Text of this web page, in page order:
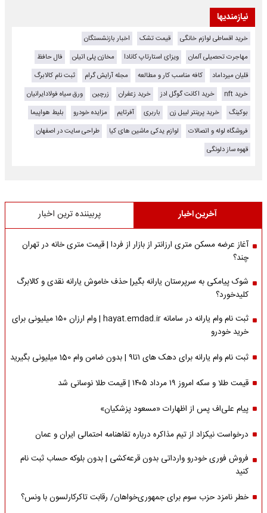
نیازمندیها
خرید اقساطی لوازم خانگی قیمت تشک
اخبار بازنشستگان
مهاجرت تحصیلی آلمان
ویزای استارتاپ کانادا مخازن پلی اتیلن
فال حافظ
قلیان میرداماد
کافه مناسب کار و مطالعه مجله آرایش گرام
ثبت نام کالابرگ
خرید nft
خرید اکانت گوگل ادز خرید زعفران زرچین
ورق سیاه فولادایرانیان
بوکینگ
خرید پرینتر لیبل زن باربری آفرتایم مزایده خودرو
بلیط هواپیما
فروشگاه لوله و اتصالات
لوازم یدکی ماشین های کیا
طراحی سایت در اصفهان
قهوه ساز دلونگی
آخرین اخبار پربیننده ترین اخبار
آغاز عرضه مسکن متری ارزانتر از بازار از فردا | قیمت متری خانه در تهران
چند؟
شوک پیامکی به سرپرستان یارانه بگیر| حذف خاموش یارانه‌ نقدی و کالابرگ
کلیدخورد؟
ثبت نام وام یارانه در سامانه hayat.emdad.ir | وام ارزان ۱۵۰ میلیونی برای
خرید خودرو
ثبت نام وام یارانه برای دهک های ۱تا۹ | بدون ضامن وام 150 میلیونی بگیرید
قیمت طلا و سکه امروز ۱۹ مرداد ۱۴۰۵ | قیمت طلا نوسانی شد
پیام علی‌اف پس از اظهارات «مسعود پزشکیان»
درخواست نیکزاد از تیم مذاکره درباره تفاهنامه احتمالی ایران و عمان
فروش فوری خودرو وارداتی بدون قرعه‌کشی | بدون بلوکه حساب ثبت نام
کنید
خطر نامزد حزب سوم برای جمهوری‌خواهان/ رقابت تاکرکارلسون با ونس؟